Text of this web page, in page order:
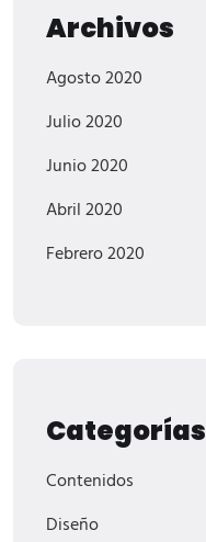
Archivos
Agosto 2020
Julio 2020
Junio 2020
Abril 2020
Febrero 2020
Categorías
Contenidos
Diseño